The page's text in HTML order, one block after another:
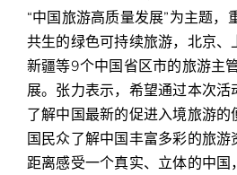
“中国旅游高质量发展”为主题，
共生的绿色可持续旅游，北京、
新疆等9个中国省区市的旅游主
展。张力表示，希望通过本次
了解中国最新的促进入境旅游
国民众了解中国丰富多彩的旅
距离感受一个真实、立体的中国